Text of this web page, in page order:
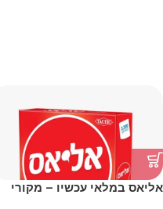
אליאס במלאי עכשיו – מקורי